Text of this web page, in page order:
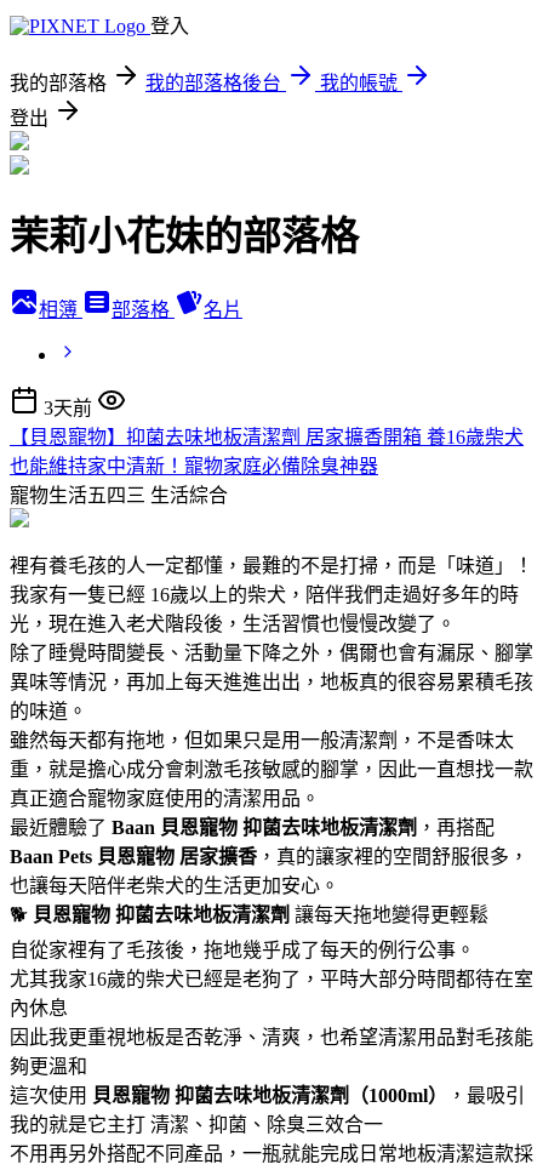
登入
我的部落格 我的部落格後台
我的帳號
登出
茉莉小花妹的部落格
相簿 部落格 名片
3天前
【貝恩寵物】抑菌去味地板清潔劑 居家擴香開箱 養16歲柴犬
也能維持家中清新！寵物家庭必備除臭神器
寵物生活五四三 生活綜合
裡有養毛孩的人一定都懂，最難的不是打掃，而是「味道」！
我家有一隻已經 16歲以上的柴犬，陪伴我們走過好多年的時
光，現在進入老犬階段後，生活習慣也慢慢改變了。
除了睡覺時間變長、活動量下降之外，偶爾也會有漏尿、腳掌
異味等情況，再加上每天進進出出，地板真的很容易累積毛孩
的味道。
雖然每天都有拖地，但如果只是用一般清潔劑，不是香味太
重，就是擔心成分會刺激毛孩敏感的腳掌，因此一直想找一款
真正適合寵物家庭使用的清潔用品。
最近體驗了 Baan 貝恩寵物 抑菌去味地板清潔劑 ，再搭配
Baan Pets 貝恩寵物 居家擴香 ，真的讓家裡的空間舒服很多，
也讓每天陪伴老柴犬的生活更加安心。
🐕 貝恩寵物 抑菌去味地板清潔劑 讓每天拖地變得更輕鬆
自從家裡有了毛孩後，拖地幾乎成了每天的例行公事。
尤其我家16歲的柴犬已經是老狗了，平時大部分時間都待在室
內休息
因此我更重視地板是否乾淨、清爽，也希望清潔用品對毛孩能
夠更溫和
這次使用 貝恩寵物 抑菌去味地板清潔劑（1000ml）
，最吸引
我的就是它主打 清潔、抑菌、除臭三效合一
不用再另外搭配不同產品，一瓶就能完成日常地板清潔這款採